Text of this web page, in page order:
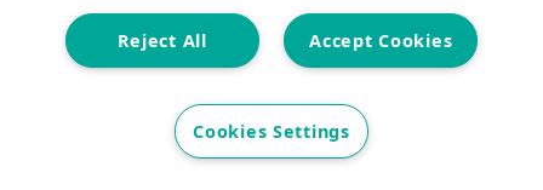
Accept Cookies
Reject All
Cookies Settings